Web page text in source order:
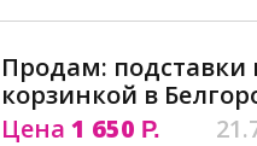
Продам:
корзинкой в
Цена 1 650 Р.